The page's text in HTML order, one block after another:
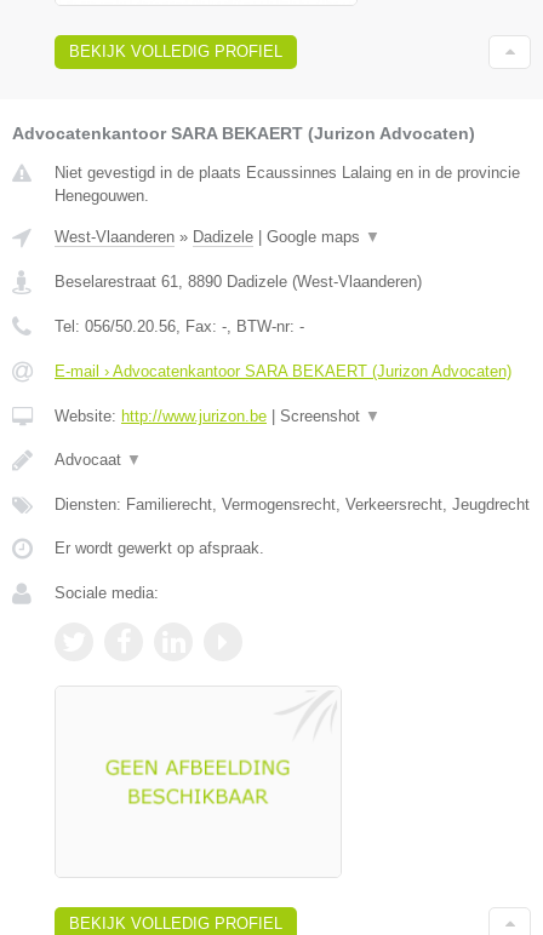
BEKIJK VOLLEDIG PROFIEL
Advocatenkantoor SARA BEKAERT (Jurizon Advocaten)
Niet gevestigd in de plaats Ecaussinnes Lalaing en in de provincie
Henegouwen.
West-Vlaanderen » Dadizele Google maps ▼
Beselarestraat 61, 8890 Dadizele (West-Vlaanderen)
Tel: 056/50.20.56, Fax: -, BTW-nr: -
E-mail › Advocatenkantoor SARA BEKAERT (Jurizon Advocaten)
Website: http://www.jurizon.be Screenshot ▼
Advocaat ▼
Diensten: Familierecht, Vermogensrecht, Verkeersrecht, Jeugdrecht
Er wordt gewerkt op afspraak.
Sociale media:
BEKIJK VOLLEDIG PROFIEL